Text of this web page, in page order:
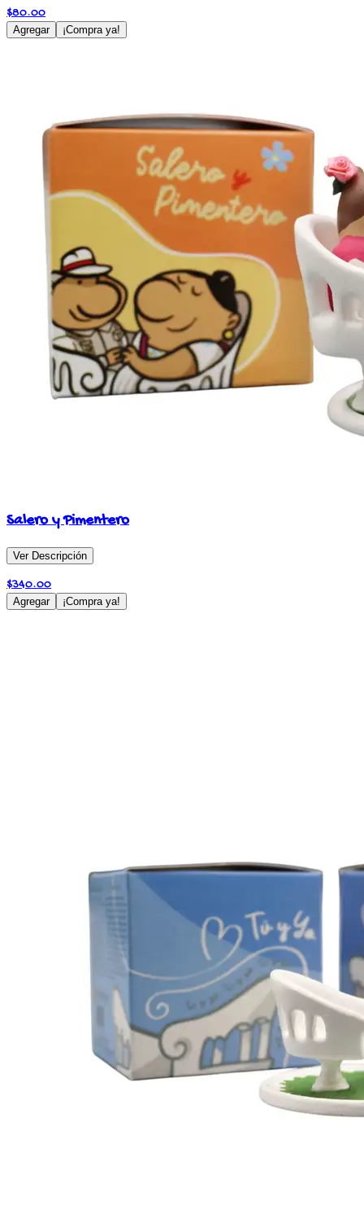
$80.00
Agregar ¡Compra ya!
Salero y Pimentero
Ver Descripción
$340.00
Agregar ¡Compra ya!